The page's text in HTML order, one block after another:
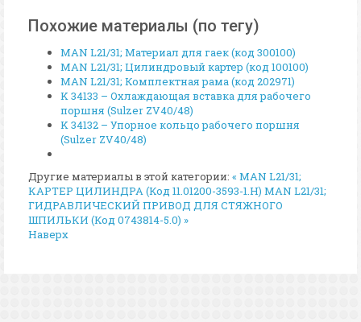
Похожие материалы (по тегу)
MAN L21/31; Материал для гаек (код 300100)
MAN L21/31; Цилиндровый картер (код 100100)
MAN L21/31; Комплектная рама (код 202971)
K 34133 – Охлаждающая вставка для рабочего
поршня (Sulzer ZV40/48)
K 34132 – Упорное кольцо рабочего поршня
(Sulzer ZV40/48)
Другие материалы в этой категории: « MAN L21/31;
КАРТЕР ЦИЛИНДРА (Код 11.01200-3593-1.H) MAN L21/31;
ГИДРАВЛИЧЕСКИЙ ПРИВОД ДЛЯ СТЯЖНОГО
ШПИЛЬКИ (Код 0743814-5.0) »
Наверх